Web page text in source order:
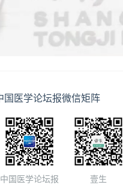
国医学论坛报微信矩阵
中国医学论坛报 壹生